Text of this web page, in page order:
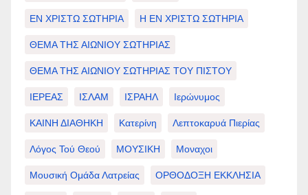
ΕΝ ΧΡΙΣΤΩ ΣΩΤΗΡΙΑ Η ΕΝ ΧΡΙΣΤΩ ΣΩΤΗΡΙΑ
ΘΕΜΑ ΤΗΣ ΑΙΩΝΙΟΥ ΣΩΤΗΡΙΑΣ
ΘΕΜΑ ΤΗΣ ΑΙΩΝΙΟΥ ΣΩΤΗΡΙΑΣ ΤΟΥ ΠΙΣΤΟΥ
ΙΕΡΕΑΣ ΙΣΛΑΜ ΙΣΡΑΗΛ Ιερώνυμος
ΚΑΙΝΗ ΔΙΑΘΗΚΗ Κατερίνη Λεπτοκαρυά Πιερίας
Λόγος Τού Θεού ΜΟΥΣΙΚΗ Μοναχοι
Μουσική Ομάδα Λατρείας ΟΡΘΟΔΟΞΗ ΕΚΚΛΗΣΙΑ